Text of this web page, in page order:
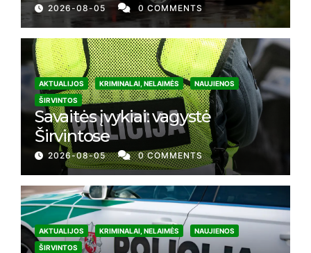
2026-08-05 0 COMMENTS
AKTUALIJOS KRIMINALAI, NELAIMĖS
NAUJIENOS
ŠIRVINTOS
Savaitės įvykiai: vagystė
Širvintose
2026-08-05 0 COMMENTS
AKTUALIJOS KRIMINALAI, NELAIMĖS
NAUJIENOS
ŠIRVINTOS